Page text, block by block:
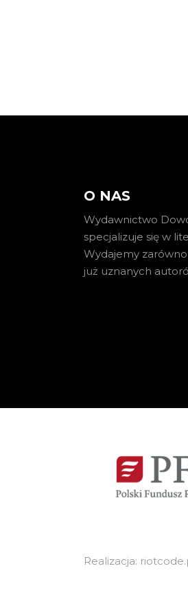
O NAS
Wydawnictwo
specjalizuje się w
Wydajemy
już uznanych
Realizacja: